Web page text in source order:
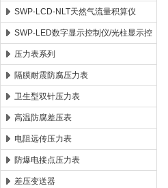
显示控制仪
SWP-LCD-NLT天然气流量积算仪
SWP-LED数字显示控制仪/光柱显示控
制仪
压力表系列
隔膜耐震防腐压力表
卫生型双针压力表
高温防腐差压表
电阻远传压力表
防爆电接点压力表
差压变送器